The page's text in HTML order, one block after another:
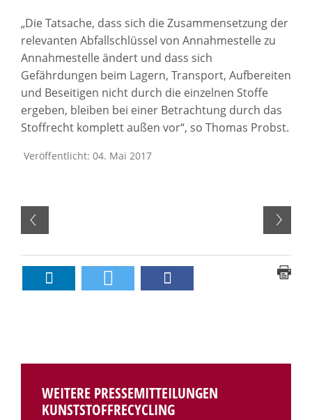
„Die Tatsache, dass sich die Zusammensetzung der
relevanten Abfallschlüssel von Annahmestelle zu
Annahmestelle ändert und dass sich
Gefährdungen beim Lagern, Transport, Aufbereiten
und Beseitigen nicht durch die einzelnen Stoffe
ergeben, bleiben bei einer Betrachtung durch das
Stoffrecht komplett außen vor“, so Thomas Probst.
Veröffentlicht: 04. Mai 2017
WEITERE PRESSEMITTEILUNGEN
KUNSTSTOFFRECYCLING